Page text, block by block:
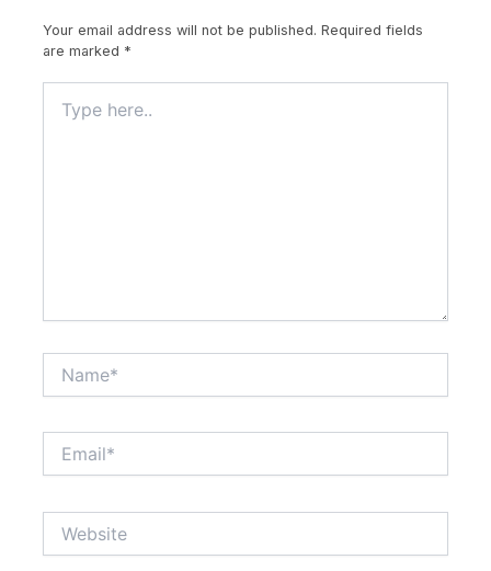
Your email address will not be published. Required fields
are marked *
here..